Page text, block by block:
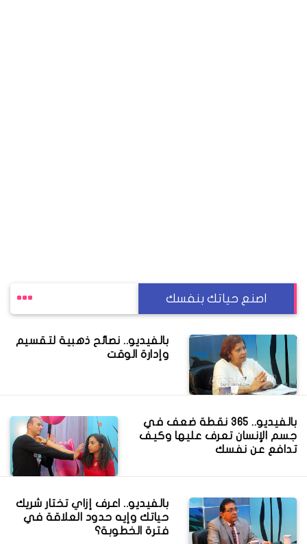
اصنع حياتك بنفسك
بالفيديو.. نصائح ذهبية لتقسيم
وإدارة الوقت
بالفيديو.. 365 نقطة ضعف في
جسم الإنسان تعرف عليها وكيف
تدافع عن نفسك
بالفيديو.. اعرف إزاي تختار شريك
حياتك وإيه حدود العلاقة في
فترة الخطوبة؟